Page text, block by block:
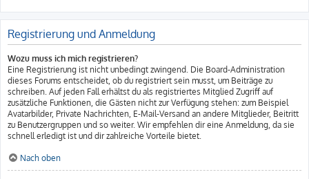
Registrierung und Anmeldung
Wozu muss ich mich registrieren?
Eine Registrierung ist nicht unbedingt zwingend. Die Board-Administration
dieses Forums entscheidet, ob du registriert sein musst, um Beiträge zu
schreiben. Auf jeden Fall erhältst du als registriertes Mitglied Zugriff auf
zusätzliche Funktionen, die Gästen nicht zur Verfügung stehen: zum Beispiel
Avatarbilder, Private Nachrichten, E-Mail-Versand an andere Mitglieder, Beitritt
zu Benutzergruppen und so weiter. Wir empfehlen dir eine Anmeldung, da sie
schnell erledigt ist und dir zahlreiche Vorteile bietet.
Nach oben